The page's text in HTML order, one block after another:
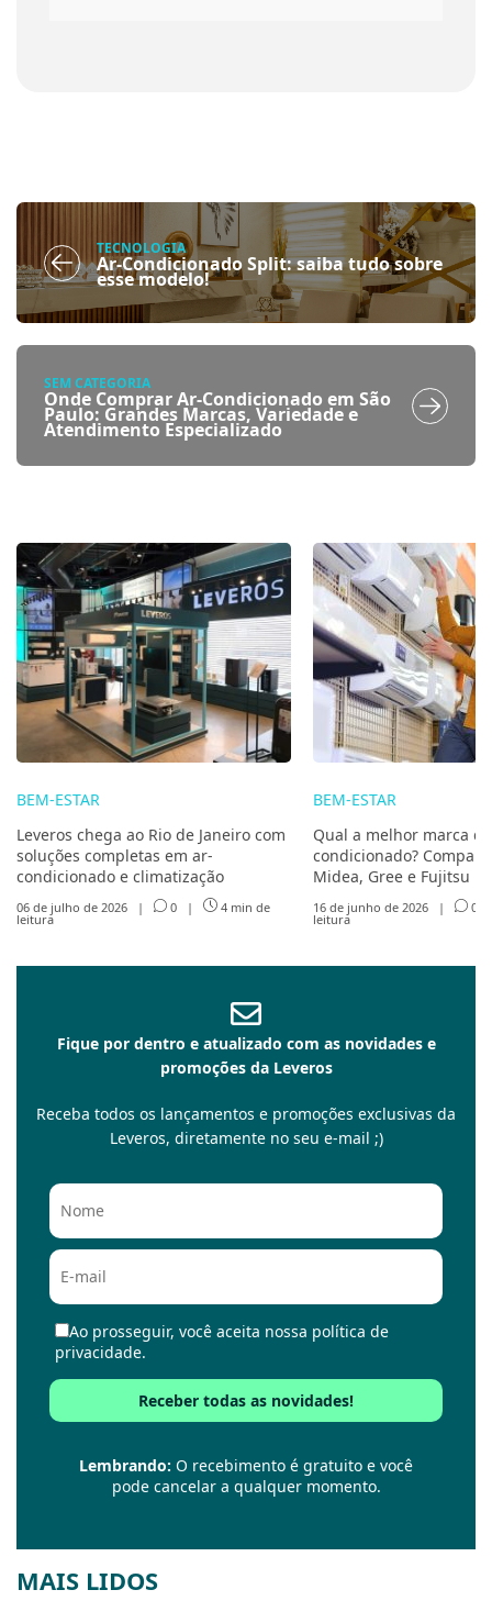
TECNOLOGIA
Ar-Condicionado Split: saiba tudo sobre
esse modelo!
SEM CATEGORIA
Onde Comprar Ar-Condicionado em São
Paulo: Grandes Marcas, Variedade e
Atendimento Especializado
BEM-ESTAR
Leveros chega ao Rio de Janeiro com
soluções completas em ar-
condicionado e climatização
06 de julho de 2026 | 0 | 4 min de
leitura
BEM-ESTAR
Qual a melhor marca
condicionado?
Midea, Gree e Fujitsu
16 de junho de 2026 | 0
leitura
Fique por dentro e atualizado com as novidades e
promoções da Leveros
Receba todos os lançamentos e promoções exclusivas da
Leveros, diretamente no seu e-mail ;)
Ao prosseguir, você aceita nossa política de
privacidade.
Lembrando: O recebimento é gratuito e você
pode cancelar a qualquer momento.
MAIS LIDOS